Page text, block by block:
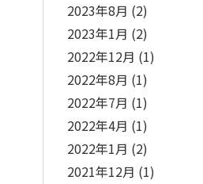
2023年8月 (2)
2023年1月 (2)
2022年12月 (1)
2022年8月 (1)
2022年7月 (1)
2022年4月 (1)
2022年1月 (2)
2021年12月 (1)